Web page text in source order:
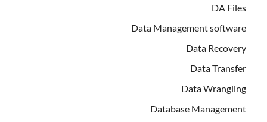
DA Files
Data Management software
Data Recovery
Data Transfer
Data Wrangling
Database Management